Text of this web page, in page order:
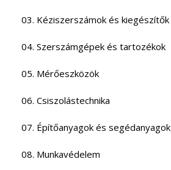
03. Kéziszerszámok és kiegészítők
04. Szerszámgépek és tartozékok
05. Mérőeszközök
06. Csiszolástechnika
07. Építőanyagok és segédanyagok
08. Munkavédelem